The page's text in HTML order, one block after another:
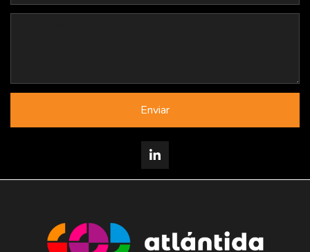
Enviar